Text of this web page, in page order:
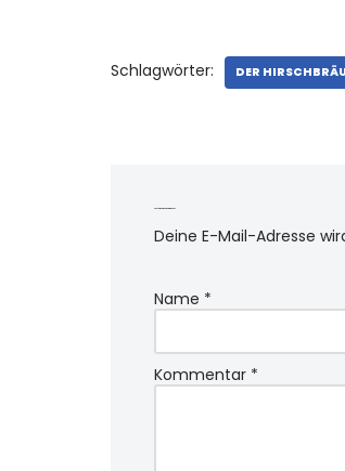
Schlagwörter: DER HIRSCHBRÄU
Deine E-Mail-Adresse
Name *
Kommentar *